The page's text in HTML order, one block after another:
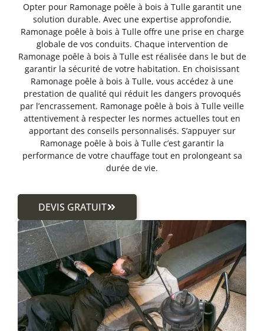
Opter pour Ramonage poêle à bois à Tulle garantit une
solution durable. Avec une expertise approfondie,
Ramonage poêle à bois à Tulle offre une prise en charge
globale de vos conduits. Chaque intervention de
Ramonage poêle à bois à Tulle est réalisée dans le but de
garantir la sécurité de votre habitation. En choisissant
Ramonage poêle à bois à Tulle, vous accédez à une
prestation de qualité qui réduit les dangers provoqués
par l’encrassement. Ramonage poêle à bois à Tulle veille
attentivement à respecter les normes actuelles tout en
apportant des conseils personnalisés. S’appuyer sur
Ramonage poêle à bois à Tulle c’est garantir la
performance de votre chauffage tout en prolongeant sa
durée de vie.
DEVIS GRATUIT